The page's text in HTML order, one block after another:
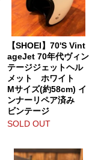
【SHOEI】70'S Vint
ageJet 70年代ヴィン
テージジェットヘル
メット ホワイト
Mサイズ(約58cm) イ
ンナーリペア済み
ビンテージ
SOLD OUT